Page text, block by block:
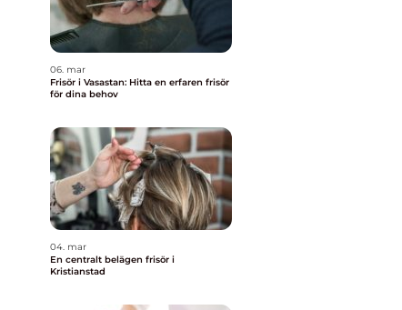
06. mar
Frisör i Vasastan: Hitta en erfaren frisör
för dina behov
04. mar
En centralt belägen frisör i
Kristianstad